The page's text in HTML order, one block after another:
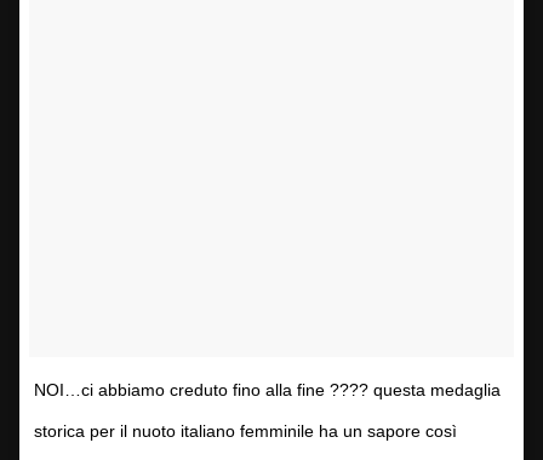
NOI…ci abbiamo creduto fino alla fine ???? questa medaglia
storica per il nuoto italiano femminile ha un sapore così